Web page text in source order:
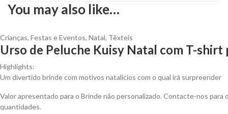
You may also like…
Crianças, Festas e Eventos, Natal, Têxteis
Urso de Peluche Kuisy Natal com T-shirt
Highlights:
Um divertido brinde com motivos natalícios com o qual irá surpreender
Valor apresentado para o Brinde não personalizado. Contacte-nos
quantidades.